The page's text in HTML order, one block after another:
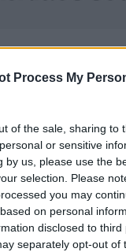
Process My
of the sale, sharing to
or sensitive
by us, please use the
selection. Please
you may
on personal
disclosed to
separately opt-out of
Υποβολή σχολίου
προστατεύεται από
&Όροι Χρήσηςτης Google.
Media